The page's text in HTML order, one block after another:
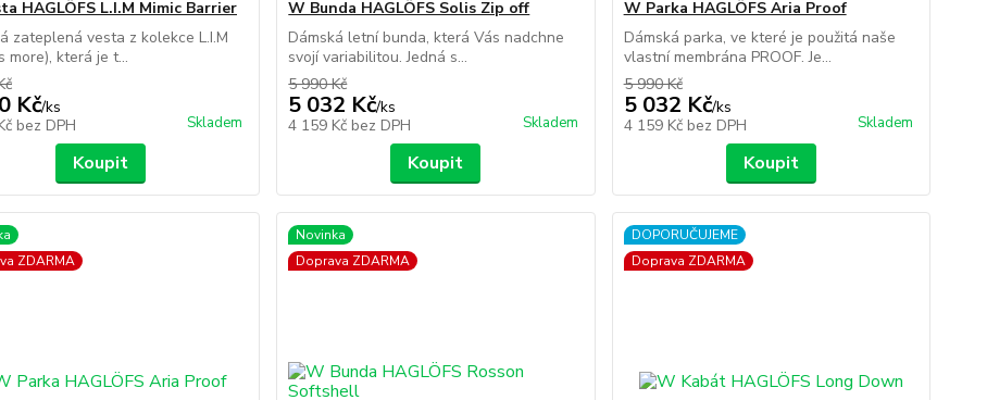
HAGLÖFS L.I.M Mimic Barrier
zateplená vesta z kolekce L.I.M
more), která je t...
Kč/ks
bez DPH Skladem
Koupit
W Bunda HAGLÖFS Solis Zip off
Dámská letní bunda, která Vás nadchne
svojí variabilitou. Jedná s...
5 990 Kč
5 032 Kč/ks
4 159 Kč bez DPH Skladem
Koupit
W Parka HAGLÖFS Aria Proof
Dámská parka, ve které je použitá naše
vlastní membrána PROOF. Je...
5 990 Kč
5 032 Kč/ks
4 159 Kč bez DPH Skladem
Koupit
ZDARMA
Novinka
Doprava ZDARMA
DOPORUČUJEME
Doprava ZDARMA